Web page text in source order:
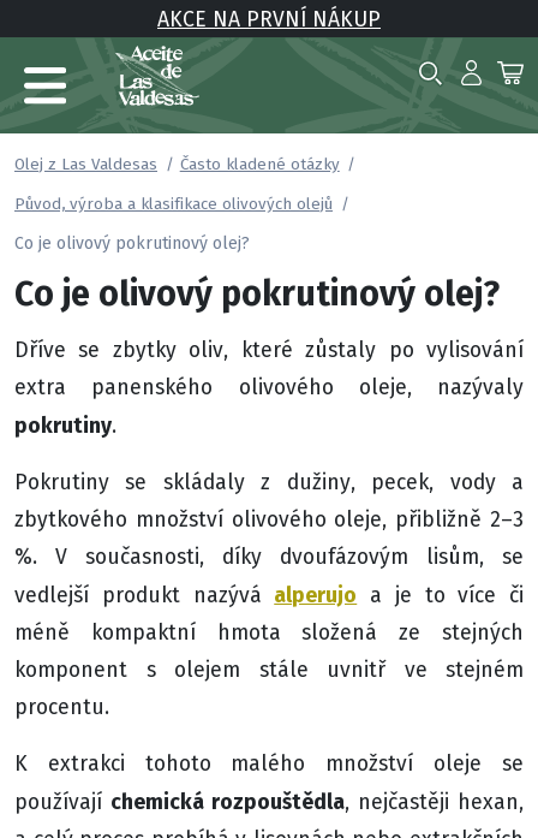
AKCE NA PRVNÍ NÁKUP
Olej z Las Valdesas
Často kladené otázky
Původ, výroba a klasifikace olivových olejů
Co je olivový pokrutinový olej?
Co je olivový pokrutinový olej?
Dříve se zbytky oliv, které zůstaly po vylisování
extra panenského olivového oleje, nazývaly
pokrutiny.
Pokrutiny se skládaly z dužiny, pecek, vody a
zbytkového množství olivového oleje, přibližně 2–3
%. V současnosti, díky dvoufázovým lisům, se
vedlejší produkt nazývá alperujo a je to více či
méně kompaktní hmota složená ze stejných
komponent s olejem stále uvnitř ve stejném
procentu.
K extrakci tohoto malého množství oleje se
používají chemická rozpouštědla, nejčastěji hexan,